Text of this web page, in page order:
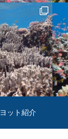
ヨット紹介